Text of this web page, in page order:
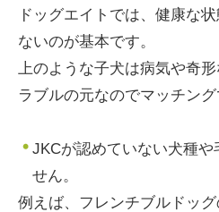
ドッグエイトでは、健康な
ないのが基本です。
上のような子犬は病気や奇
ラブルの元なのでマッチング
JKCが認めていない犬種や
せん。
例えば、フレンチブルドッ